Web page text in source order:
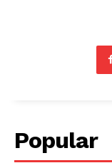
Popular